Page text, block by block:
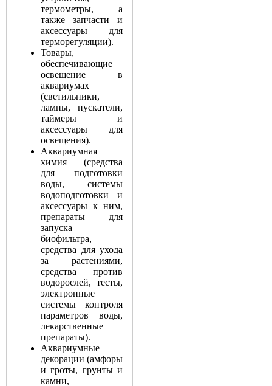
термометры, а
также запчасти и
аксессуары для
терморегуляции).
Товары,
обеспечивающие
освещение в
аквариумах
(светильники,
лампы, пускатели,
таймеры и
аксессуары для
освещения).
Аквариумная
химия (средства
для подготовки
воды, системы
водоподготовки и
аксессуары к ним,
препараты для
запуска
биофильтра,
средства для ухода
за растениями,
средства против
водорослей, тесты,
электронные
системы контроля
параметров воды,
лекарственные
препараты).
Аквариумные
декорации (амфоры
и гроты, грунты и
камни,